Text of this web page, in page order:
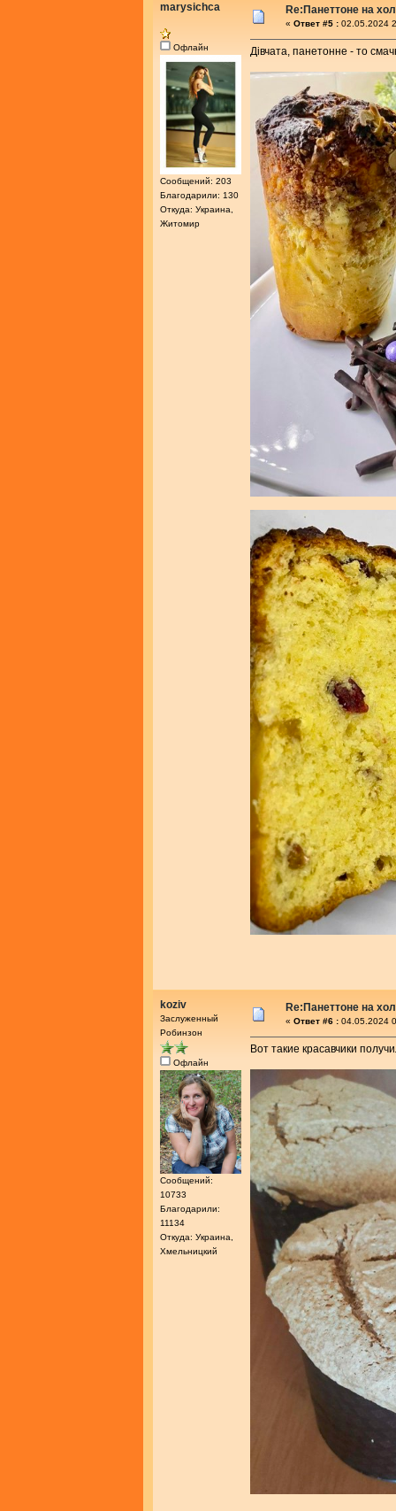
marysichca
Офлайн
Сообщений: 203
Благодарили: 130
Откуда: Украина,
Житомир
Re:Панеттоне на
« Ответ #5 : 02.05.2024
Дівчата, панетонне - то
koziv
Заслуженный
Робинзон
Офлайн
Сообщений:
10733
Благодарили:
11134
Откуда: Украина,
Хмельницкий
Re:Панеттоне на
« Ответ #6 : 04.05.2024
Вот такие красавчики